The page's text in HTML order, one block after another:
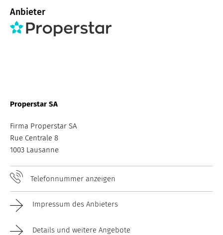
Anbieter
Properstar SA
Firma Properstar SA
Rue Centrale 8
1003 Lausanne
Telefonnummer anzeigen
Impressum des Anbieters
Details und weitere Angebote